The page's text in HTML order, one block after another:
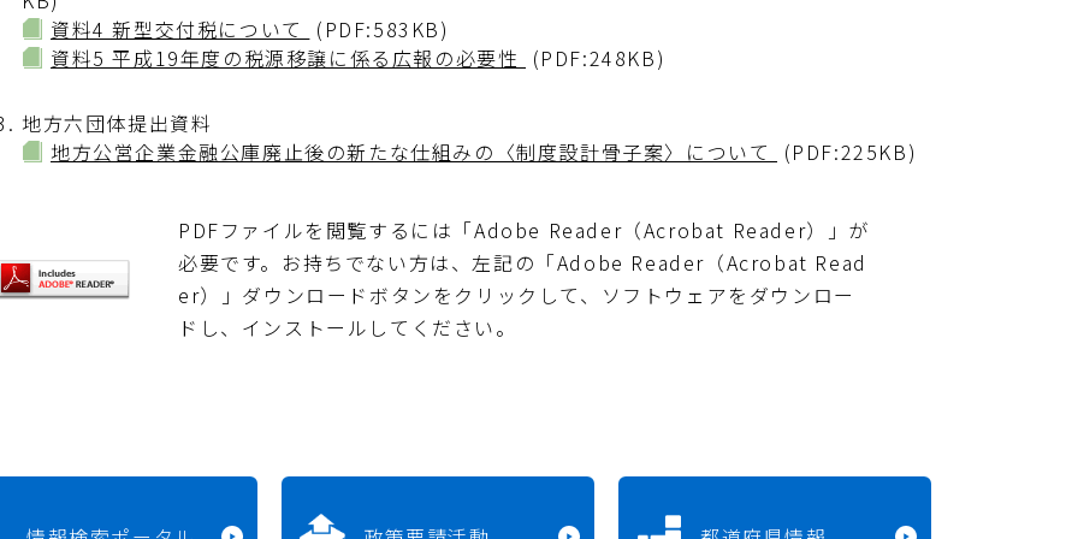
資料4 新型交付税について
(PDF:583KB)
資料5 平成19年度の税源移譲に係る広報の必要性
(PDF:248KB)
地方六団体提出資料
地方公営企業金融公庫廃止後の新たな仕組みの〈制度設計骨子案〉について
(PDF:225KB)
PDFファイルを閲覧するには「Adobe Reader（Acrobat Reader）」が
必要です。お持ちでない方は、左記の「Adobe Reader（Acrobat Read
er）」ダウンロードボタンをクリックして、ソフトウェアをダウンロー
ドし、インストールしてください。